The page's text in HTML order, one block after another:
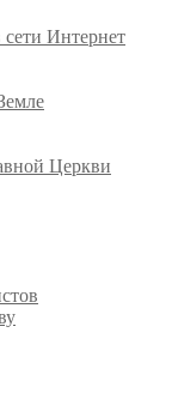
сети Интернет
Церкви